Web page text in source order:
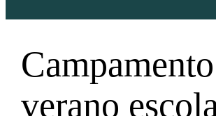
verano